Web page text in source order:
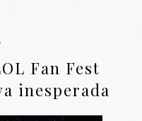
Fan Fest
inesperada